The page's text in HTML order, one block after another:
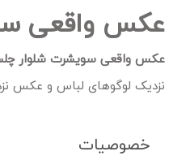
عکس واقعی
عکس واقعی سویشرت شلوار
نزدیک لوگوهای لباس و عکس
خصوصیات